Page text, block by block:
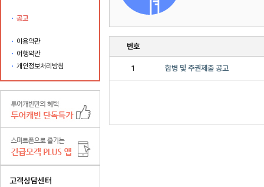
공고
이용약관
여행약관
개인정보처리방침
고객상담센터
번호
1 합병 및 주권제출 공고